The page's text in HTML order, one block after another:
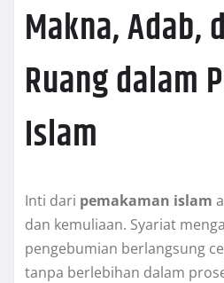
Makna, Adab,
Ruang dalam
Islam
Inti dari pemakaman islam
dan kemuliaan. Syariat
pengebumian berlangsung
tanpa berlebihan dalam